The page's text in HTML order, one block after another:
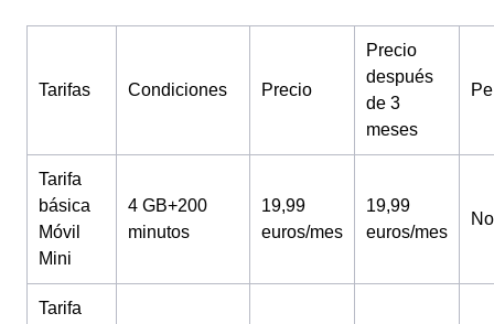
Tarifas Condiciones Precio
Precio
después
de 3
meses
Tarifa
básica
Móvil
Mini
4 GB+200
minutos
19,99
euros/mes
19,99
euros/mes
No
Tarifa